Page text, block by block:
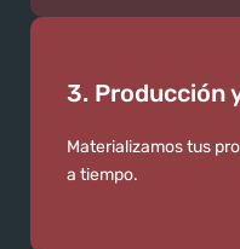
3. Producción
Materializamos tus
a tiempo.